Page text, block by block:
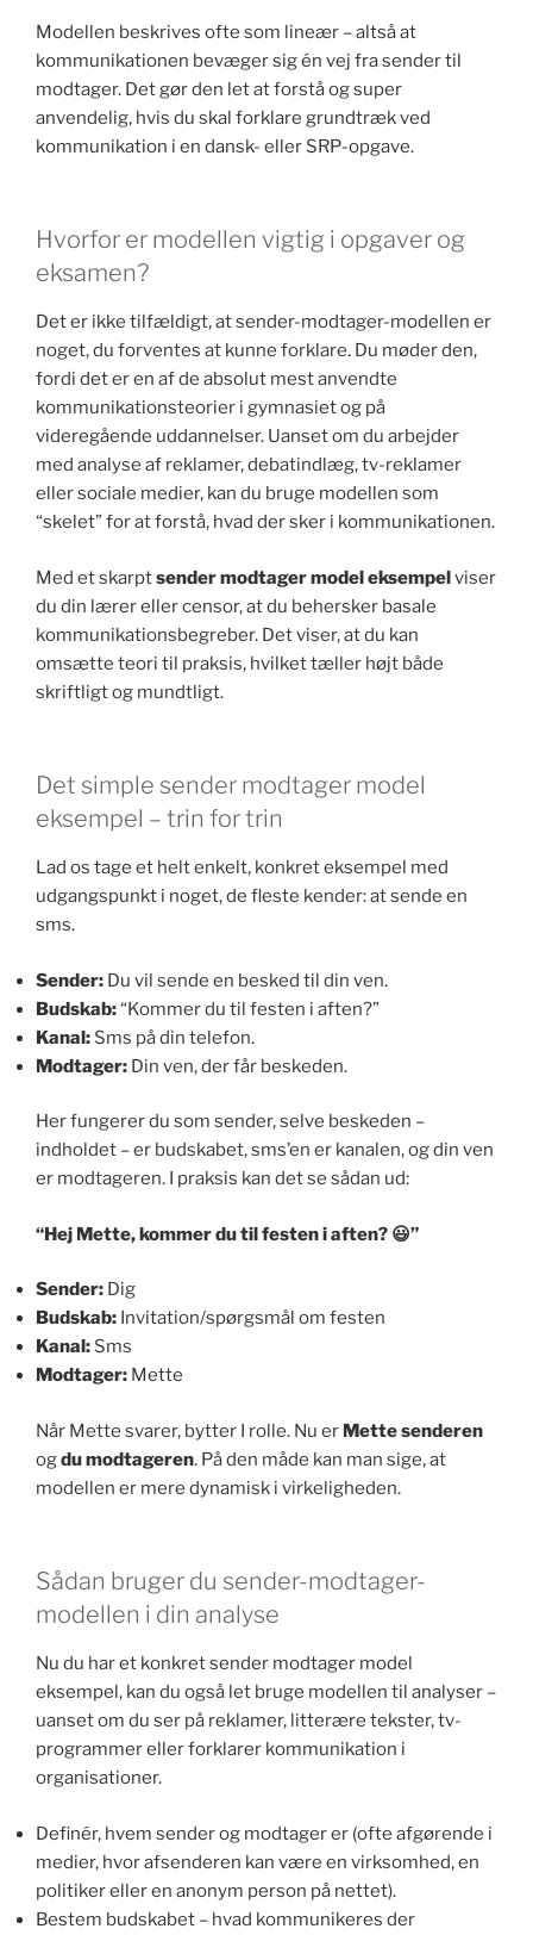
Modellen beskrives ofte som lineær – altså at
kommunikationen bevæger sig én vej fra sender til
modtager. Det gør den let at forstå og super
anvendelig, hvis du skal forklare grundtræk ved
kommunikation i en dansk- eller SRP-opgave.
Hvorfor er modellen vigtig i opgaver og
eksamen?
Det er ikke tilfældigt, at sender-modtager-modellen er
noget, du forventes at kunne forklare. Du møder den,
fordi det er en af de absolut mest anvendte
kommunikationsteorier i gymnasiet og på
videregående uddannelser. Uanset om du arbejder
med analyse af reklamer, debatindlæg, tv-reklamer
eller sociale medier, kan du bruge modellen som
“skelet” for at forstå, hvad der sker i kommunikationen.
Med et skarptsender modtager model eksempelviser
du din lærer eller censor, at du behersker basale
kommunikationsbegreber. Det viser, at du kan
omsætte teori til praksis, hvilket tæller højt både
skriftligt og mundtligt.
Det simple sender modtager model
eksempel – trin for trin
Lad os tage et helt enkelt, konkret eksempel med
udgangspunkt i noget, de fleste kender: at sende en
sms.
Sender: Du vil sende en besked til din ven.
Budskab:“Kommer du til festen i aften?”
Kanal: Sms på din telefon.
Modtager: Din ven, der får beskeden.
Her fungerer du som sender, selve beskeden –
indholdet – er budskabet, sms’en er kanalen, og din ven
er modtageren. I praksis kan det se sådan ud:
“Hej Mette, kommer du til festen i aften? 😃”
Sender: Dig
Budskab: Invitation/spørgsmål om festen
Kanal: Sms
Modtager: Mette
Når Mette svarer, bytter I rolle. Nu er Mette senderen
ogdu modtageren. På den måde kan man sige, at
modellen er mere dynamisk i virkeligheden.
Sådan bruger du sender-modtager-
modellen i din analyse
Nu du har et konkret sender modtager model
eksempel, kan du også let bruge modellen til analyser –
uanset om du ser på reklamer, litterære tekster, tv-
programmer eller forklarer kommunikation i
organisationer.
Definér, hvem sender og modtager er (ofte afgørende i
medier, hvor afsenderen kan være en virksomhed, en
politiker eller en anonym person på nettet).
Bestem budskabet – hvad kommunikeres der